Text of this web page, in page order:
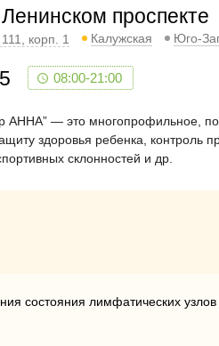
проспекте
корп. 1 Калужская Юго-
08:00-21:00
АННА” — это многопрофильное,
здоровья ребенка, контроль
склонностей и др.
состояния лимфатических узлов